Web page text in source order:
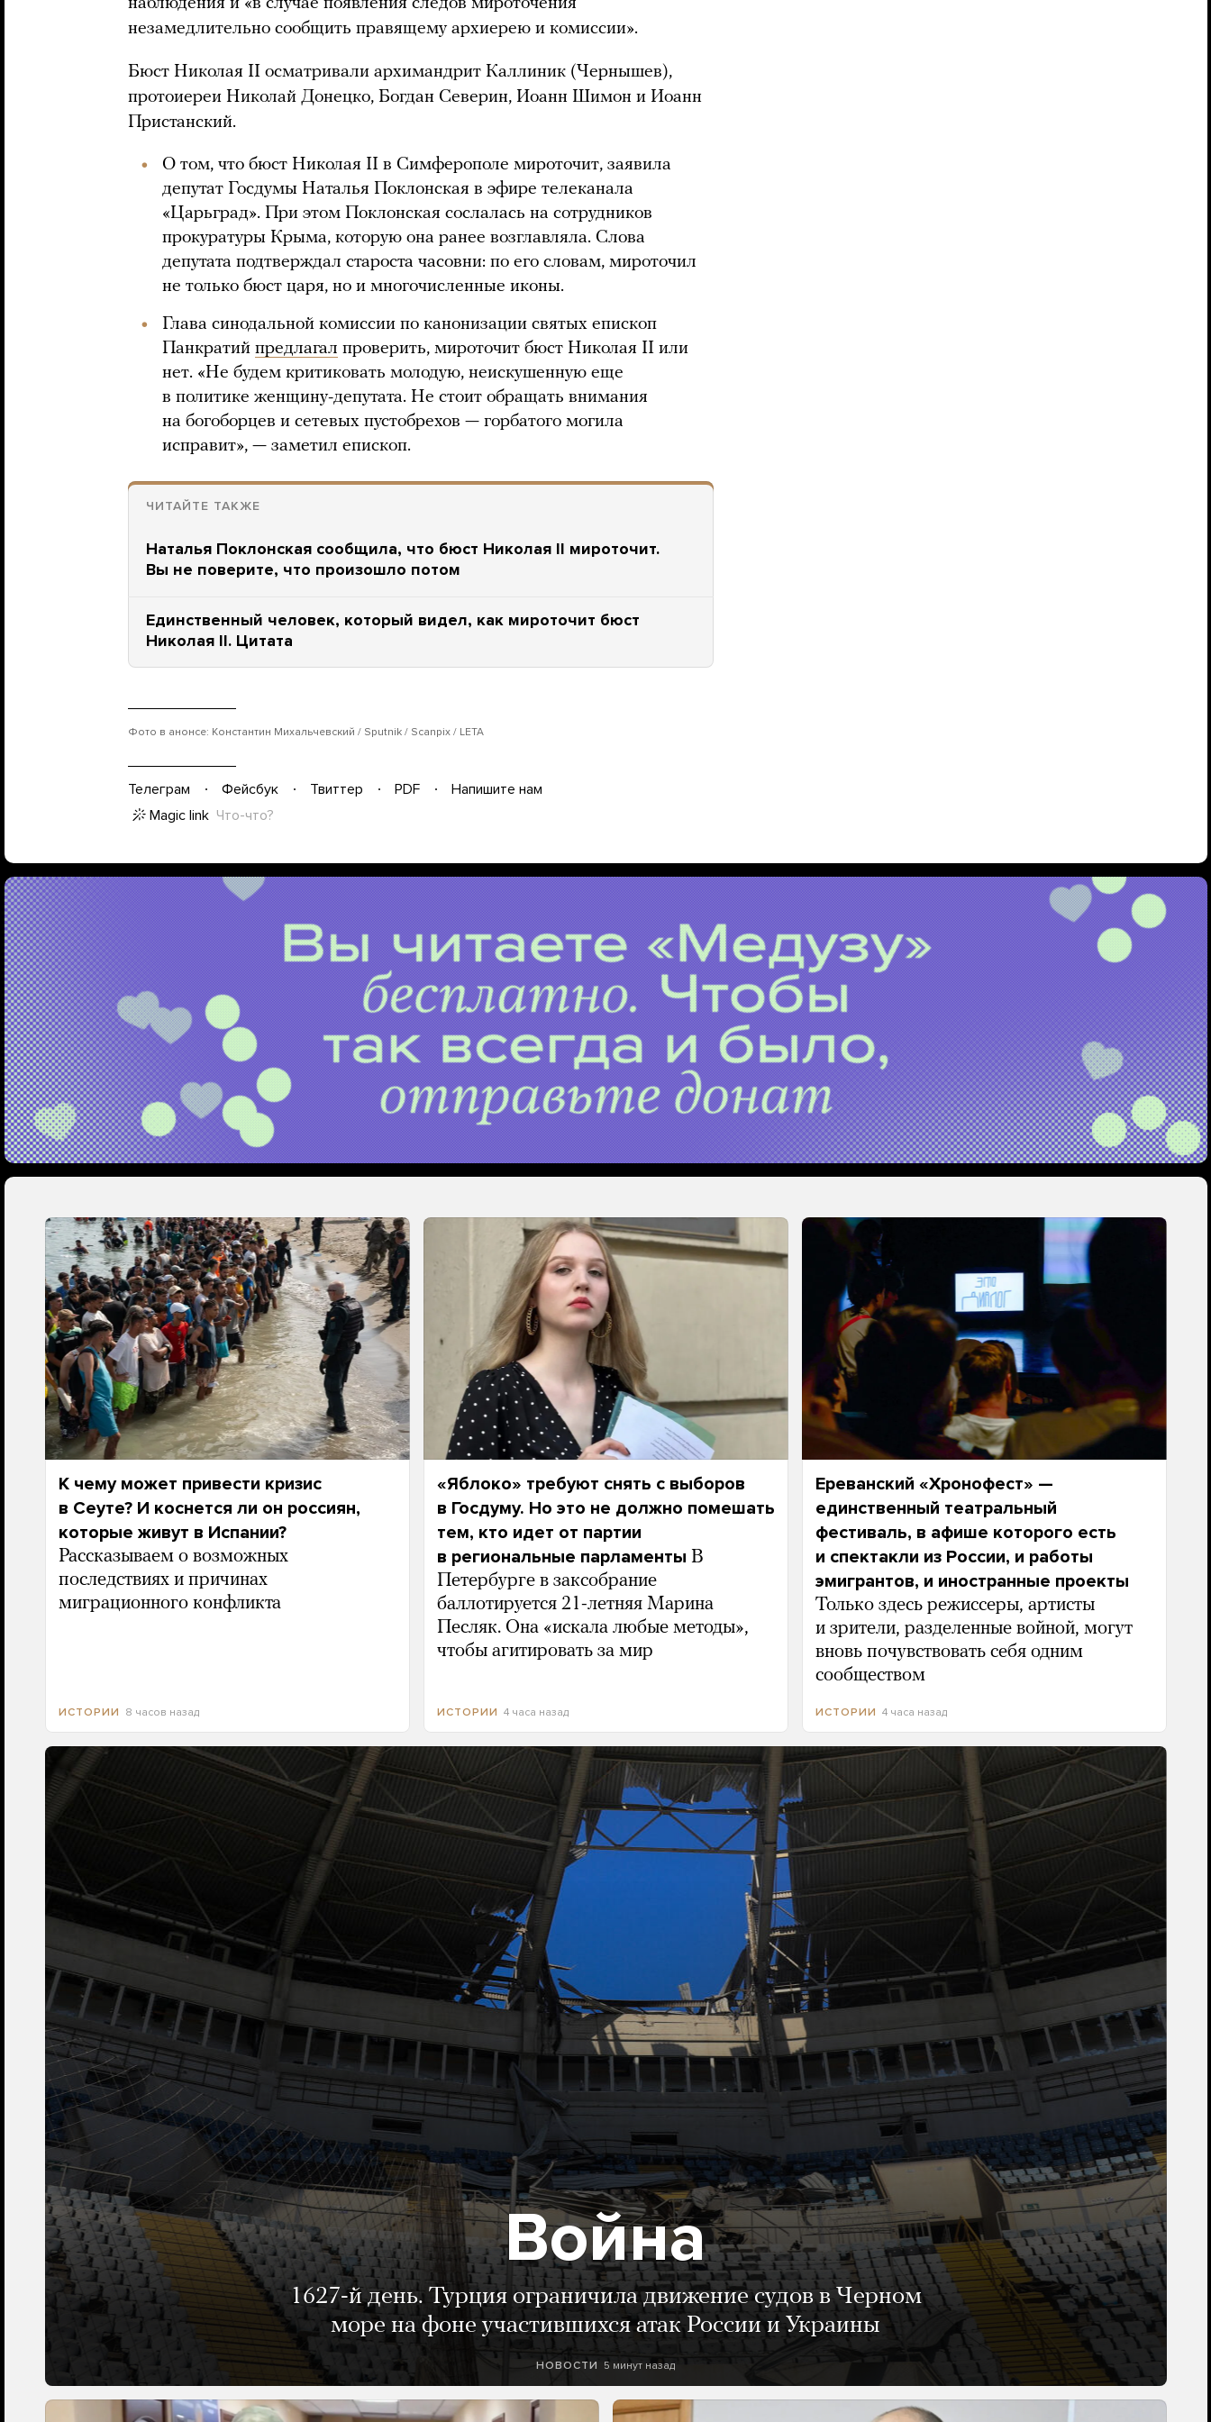
наблюдения и «в случае появления следов мироточения
незамедлительно сообщить правящему архиерею и комиссии».
Бюст Николая II осматривали архимандрит Каллиник (Чернышев),
протоиереи Николай Донецко, Богдан Северин, Иоанн Шимон и Иоанн
Пристанский.
О том, что бюст Николая II в Симферополе мироточит, заявила
депутат Госдумы Наталья Поклонская в эфире телеканала
«Царьград». При этом Поклонская сослалась на сотрудников
прокуратуры Крыма, которую она ранее возглавляла. Слова
депутата подтверждал староста часовни: по его словам, мироточил
не только бюст царя, но и многочисленные иконы.
Глава синодальной комиссии по канонизации святых епископ
Панкратий предлагал проверить, мироточит бюст Николая II или
нет. «Не будем критиковать молодую, неискушенную еще
в политике женщину-депутата. Не стоит обращать внимания
на богоборцев и сетевых пустобрехов — горбатого могила
исправит», — заметил епископ.
ЧИТАЙТЕ ТАКЖЕ
Наталья Поклонская сообщила, что бюст Николая II мироточит.
Вы не поверите, что произошло потом
Единственный человек, который видел, как мироточит бюст
Николая II. Цитата
Фото в анонсе: Константин Михальчевский / Sputnik / Scanpix / LETA
Телеграм Фейсбук Твиттер PDF
Напишите нам
Magic link Что-что?
К чему может привести кризис
в Сеуте? И коснется ли он россиян,
которые живут в Испании?
Рассказываем о возможных
последствиях и причинах
миграционного конфликта
ИСТОРИИ 8 часов назад
«Яблоко» требуют снять с выборов
в Госдуму. Но это не должно помешать
тем, кто идет от партии
в региональные парламенты В
Петербурге в заксобрание
баллотируется 21-летняя Марина
Песляк. Она «искала любые методы»,
чтобы агитировать за мир
ИСТОРИИ 4 часа назад
Ереванский «Хронофест» —
единственный театральный
фестиваль, в афише которого есть
и спектакли из России, и работы
эмигрантов, и иностранные проекты
Только здесь режиссеры, артисты
и зрители, разделенные войной, могут
вновь почувствовать себя одним
сообществом
ИСТОРИИ 4 часа назад
Война
1627-й день. Турция ограничила движение судов в Черном
море на фоне участившихся атак России и Украины
НОВОСТИ 5 минут назад